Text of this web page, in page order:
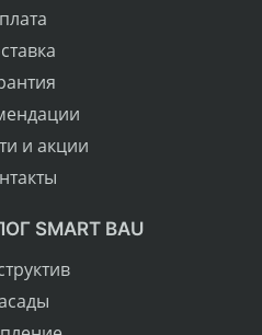
и акции
SMART BAU